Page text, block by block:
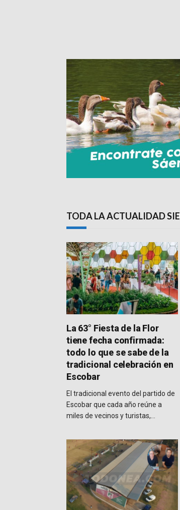
TODA LA ACTUALIDAD
La 63° Fiesta de la Flor
tiene fecha confirmada:
todo lo que se sabe de la
tradicional celebración en
Escobar
El tradicional evento del partido de
Escobar que cada año reúne a
miles de vecinos y turistas,…